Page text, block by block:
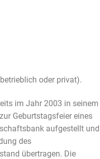
oder privat).
im Jahr 2003 in seinem
Geburtstagsfeier eines
aufgestellt und
des
übertragen. Die